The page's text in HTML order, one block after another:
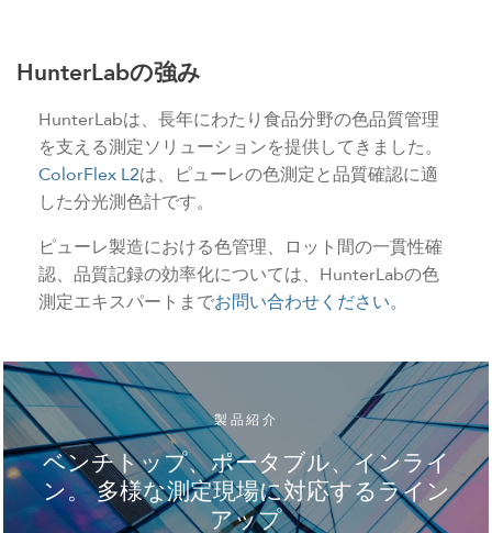
HunterLabの強み
HunterLabは、長年にわたり食品分野の色品質管理
を支える測定ソリューションを提供してきました。
ColorFlex L2は、ピューレの色測定と品質確認に適
した分光測色計です。
ピューレ製造における色管理、ロット間の一貫性確
認、品質記録の効率化については、HunterLabの色
測定エキスパートまでお問い合わせください。
製品紹介
ベンチトップ、ポータブル、インライ
ン。 多様な測定現場に対応するライン
アップ